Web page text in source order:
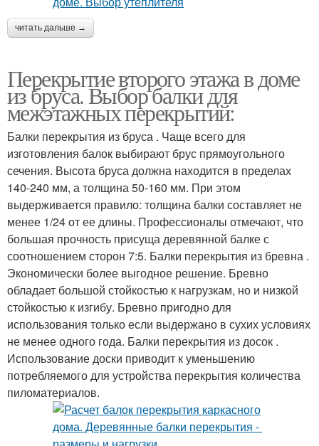
читать дальше →
Перекрытие второго этажа в доме
из бруса. Выбор балки для
межэтажных перекрытий:
Балки перекрытия из бруса . Чаще всего для
изготовления балок выбирают брус прямоугольного
сечения. Высота бруса должна находится в пределах
140-240 мм, а толщина 50-160 мм. При этом
выдерживается правило: толщина балки составляет не
менее 1/24 от ее длины. Профессионалы отмечают, что
большая прочность присуща деревянной балке с
соотношением сторон 7:5. Балки перекрытия из бревна .
Экономически более выгодное решение. Бревно
обладает большой стойкостью к нагрузкам, но и низкой
стойкостью к изгибу. Бревно пригодно для
использования только если выдержано в сухих условиях
не менее одного года. Балки перекрытия из досок .
Использование доски приводит к уменьшению
потребляемого для устройства перекрытия количества
пиломатериалов.